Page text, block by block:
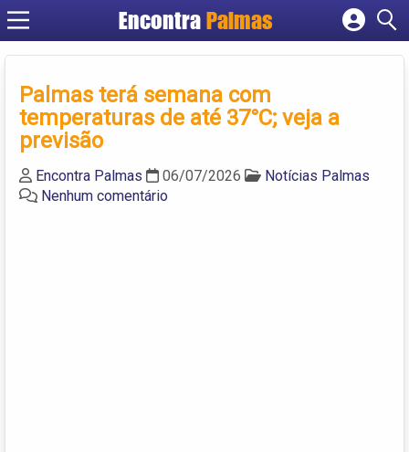
Encontra Palmas
Cadastrar empresa
Criar conta
Palmas terá semana com
temperaturas de até 37°C; veja a
previsão
Encontra Palmas 06/07/2026
Notícias Palmas
Nenhum comentário